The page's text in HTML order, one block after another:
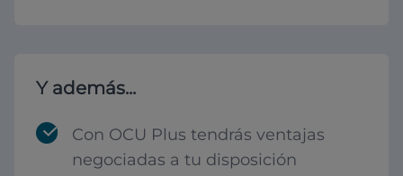
Y además...
Con OCU Plus tendrás ventajas
negociadas a tu disposición